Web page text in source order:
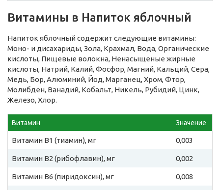
Витамины в Напиток яблочный
Напиток яблочный содержит следующие витамины:
Моно- и дисахариды, Зола, Крахмал, Вода, Органические
кислоты, Пищевые волокна, Ненасыщеные жирные
кислоты, Натрий, Калий, Фосфор, Магний, Кальций, Сера,
Медь, Бор, Алюминий, Йод, Марганец, Хром, Фтор,
Молибден, Ванадий, Кобальт, Никель, Рубидий, Цинк,
Железо, Хлор.
Витамин Значение
Витамин B1 (тиамин), мг 0,003
Витамин B2 (рибофлавин), мг 0,002
Витамин B6 (пиридоксин), мг 0,008